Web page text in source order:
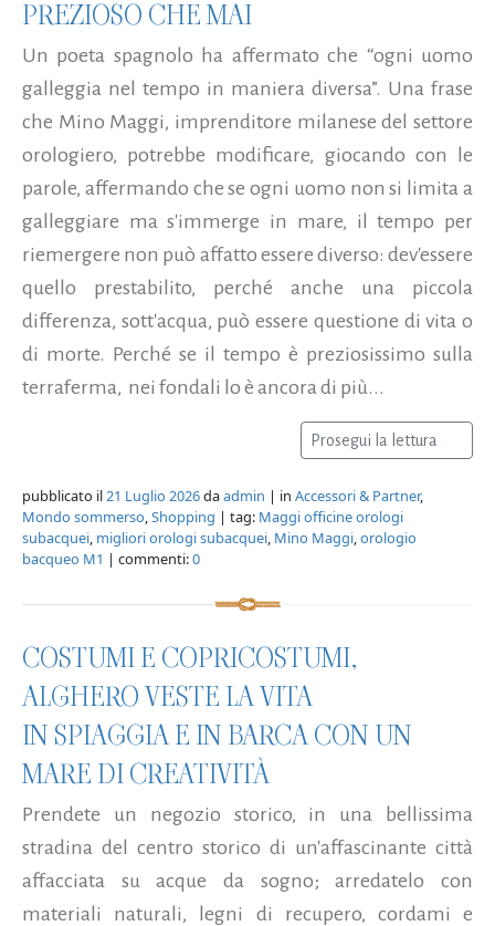
PREZIOSO CHE MAI
Un poeta spagnolo ha affermato che “ogni uomo
galleggia nel tempo in maniera diversa”. Una frase
che Mino Maggi, imprenditore milanese del settore
orologiero, potrebbe modificare, giocando con le
parole, affermando che se ogni uomo non si limita a
galleggiare ma s'immerge in mare, il tempo per
riemergere non può affatto essere diverso: dev'essere
quello prestabilito, perché anche una piccola
differenza, sott'acqua, può essere questione di vita o
di morte. Perché se il tempo è preziosissimo sulla
terraferma, nei fondali lo è ancora di più...
Prosegui la lettura
pubblicato il21 Luglio 2026daadmin | in Accessori & Partner,
Mondo sommerso,Shopping | tag: Maggi officine orologi
subacquei, migliori orologi subacquei, Mino Maggi,orologio
bacqueo M1 | commenti:0
COSTUMI E COPRICOSTUMI,
ALGHERO VESTE LA VITA
IN SPIAGGIA E IN BARCA CON UN
MARE DI CREATIVITÀ
Prendete un negozio storico, in una bellissima
stradina del centro storico di un'affascinante città
affacciata su acque da sogno; arredatelo con
materiali naturali, legni di recupero, cordami e